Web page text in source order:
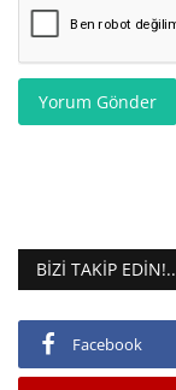
Yorum Gönder
BIZI TAKIP EDIN!..
Facebook